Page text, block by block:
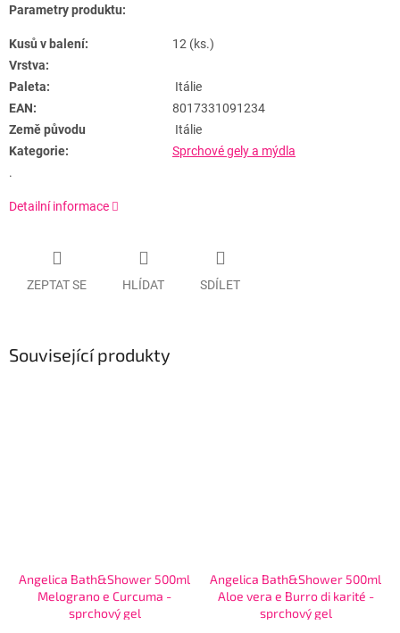
Parametry produktu:
Kusů v balení:
12 (ks.)
Vrstva:
Paleta:
Itálie
EAN:
8017331091234
Země původu
Itálie
Kategorie:
Sprchové gely a mýdla
.
Detailní informace
ZEPTAT SE HLÍDAT SDÍLET
Související produkty
Angelica Bath&Shower 500ml
Melograno e Curcuma -
sprchový gel
Angelica Bath&Shower 500ml
Aloe vera e Burro di karité -
sprchový gel